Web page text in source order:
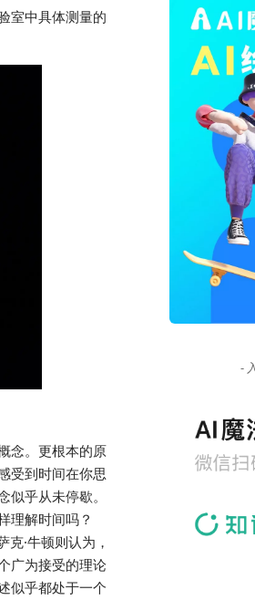
室中具体测量的
念。更根本的原
受到时间在你思
乎从未停歇。
理解时间吗？
·牛顿则认为，
广为接受的理论
似乎都处于一个
-